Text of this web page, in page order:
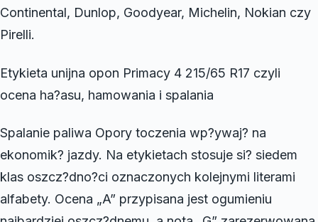
Continental, Dunlop, Goodyear, Michelin, Nokian czy
Pirelli.
Etykieta unijna opon Primacy 4 215/65 R17 czyli
ocena ha?asu, hamowania i spalania
Spalanie paliwa Opory toczenia wp?ywaj? na
ekonomik? jazdy. Na etykietach stosuje si? siedem
klas oszcz?dno?ci oznaczonych kolejnymi literami
alfabety. Ocena „A” przypisana jest ogumieniu